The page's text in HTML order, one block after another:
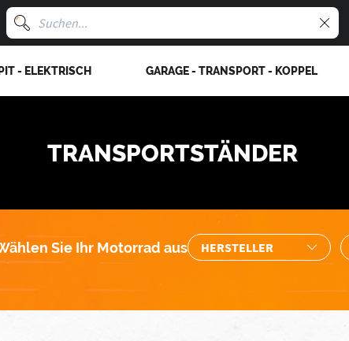
- ELEKTRISCH GARAGE - TRANSPORT - KOPPEL
TRANSPORTSTÄNDER
Sie Ihr Motorrad aus